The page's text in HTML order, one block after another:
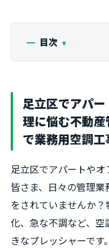
目次
足立区でアパ
理に悩む不動産
で業務用空調
足立区でアパートや
皆さま、日々の管理
をされていませんか
化、急な不調など、
きなプレッシャーで